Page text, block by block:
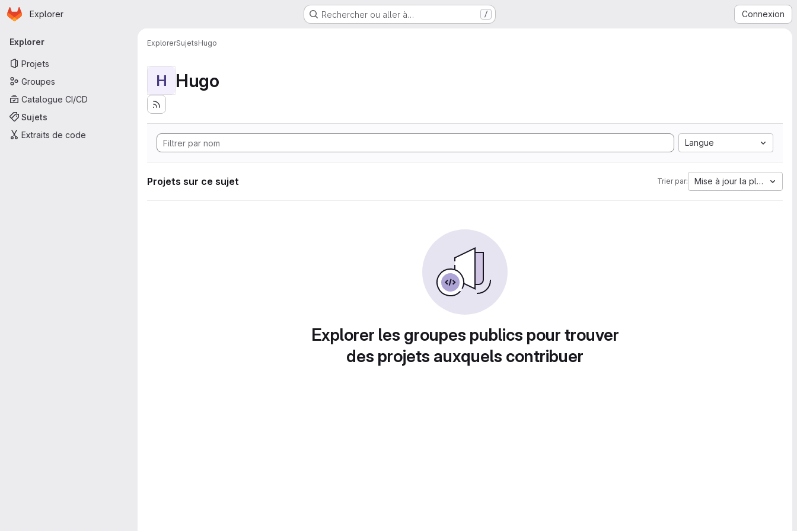
Passer au contenu principal
Page d'accueil
Explorer Rechercher ou aller à… / Connexion
Navigation principale
Explorer
Projets
Groupes
Catalogue CI/CD
Sujets
Extraits de code
ExplorerSujetsHugo
H Hugo
Langue
Projets sur ce sujet Trier par: Mise à jour la plus
Explorer les groupes publics pour trouver
des projets auxquels contribuer